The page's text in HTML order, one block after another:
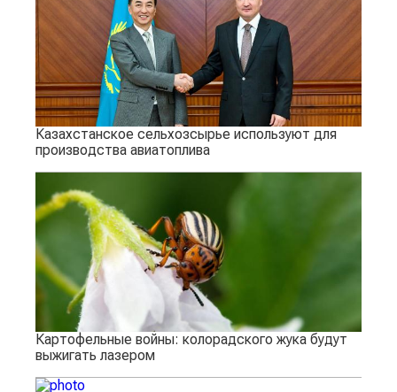
Казахстанское сельхозсырье используют для
производства авиатоплива
Картофельные войны: колорадского жука будут
выжигать лазером